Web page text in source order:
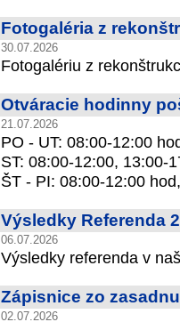
Fotogaléria z
30.07.2026
Fotogalériu z
Otváracie hodinny
21.07.2026
PO - UT: 08:00-12:00
ST: 08:00-12:00, 13:00-
ŠT - PI: 08:00-12:00
Výsledky Referenda
06.07.2026
Výsledky referenda v
Zápisnice zo
02.07.2026